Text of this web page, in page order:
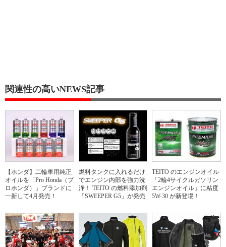
関連性の高いNEWS記事
【ホンダ】二輪車用純正
オイルを「Pro Honda（プ
ロホンダ）」ブランドに
一新して4月発売！
燃料タンクに入れるだけ
でエンジン内部を強力洗
浄！ TEITO の燃料添加剤
「SWEEPER G5」が発売
TEITO のエンジンオイル
「2輪4サイクルガソリン
エンジンオイル」に粘度
5W-30 が新登場！